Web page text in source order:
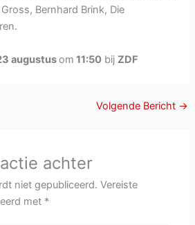
Bernhard Brink, Die
augustusom 11:50 bijZDF
Volgende Bericht →
achter
niet gepubliceerd. Vereiste
met *